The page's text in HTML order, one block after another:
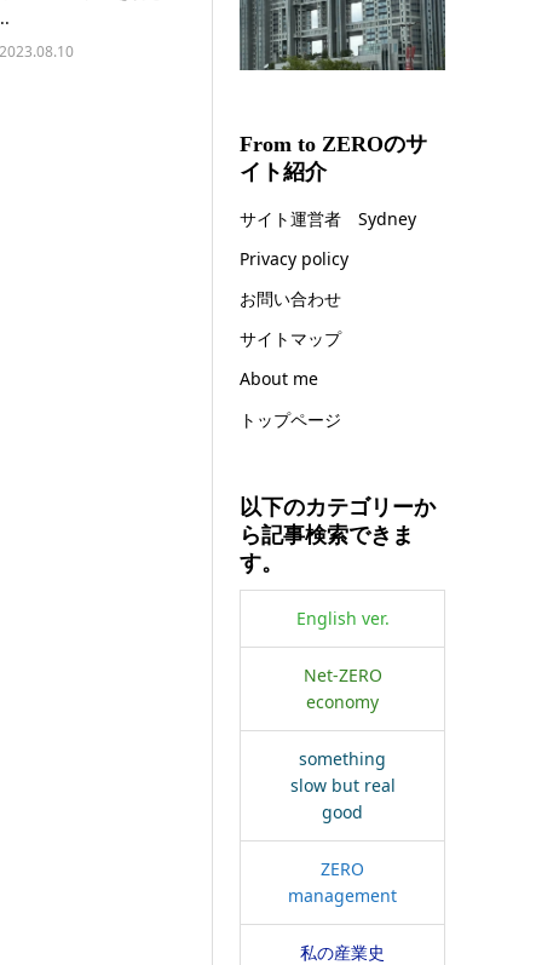
2023.08.10
From to ZEROのサ
イト紹介
サイト運営者 Sydney
Privacy policy
お問い合わせ
サイトマップ
About me
トップページ
以下のカテゴリーか
ら記事検索できま
す。
English ver.
Net-ZERO
economy
something
slow but real
good
ZERO
management
私の産業史